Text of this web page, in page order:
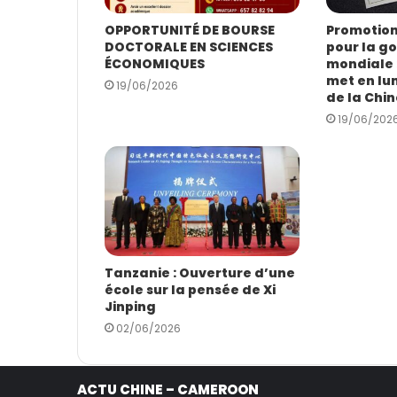
e
E
m
a
i
OPPORTUNITÉ DE BOURSE
DOCTORALE EN SCIENCES
ÉCONOMIQUES
19/06/2026
pour la
mondiale
met en
de la
19/06/
Tanzanie : Ouverture d’une
école sur la pensée de Xi
Jinping
02/06/2026
ACTU CHINE – CAMEROON